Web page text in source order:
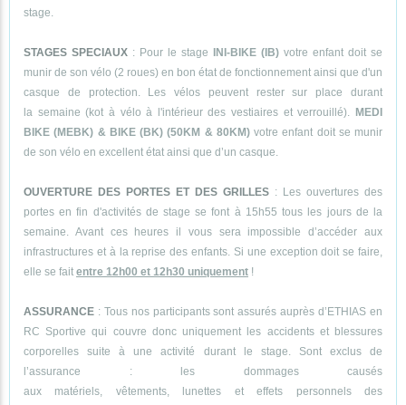
stage.
STAGES SPECIAUX : Pour le stage INI-BIKE (IB) votre enfant doit se
munir de son vélo (2 roues) en bon état de fonctionnement ainsi que d'un
casque de protection. Les vélos peuvent rester sur place durant
la semaine (kot à vélo à l'intérieur des vestiaires et verrouillé). MEDI
BIKE (MEBK) & BIKE (BK) (50KM & 80KM) votre enfant doit se munir
de son vélo en excellent état ainsi que d’un casque.
OUVERTURE DES PORTES ET DES GRILLES : Les ouvertures des
portes en fin d'activités de stage se font à 15h55 tous les jours de la
semaine. Avant ces heures il vous sera impossible d’accéder aux
infrastructures et à la reprise des enfants. Si une exception doit se faire,
elle se fait entre 12h00 et 12h30 uniquement !
ASSURANCE : Tous nos participants sont assurés auprès d’ETHIAS en
RC Sportive qui couvre donc uniquement les accidents et blessures
corporelles suite à une activité durant le stage. Sont exclus de
l’assurance : les dommages causés
aux matériels, vêtements, lunettes et effets personnels des